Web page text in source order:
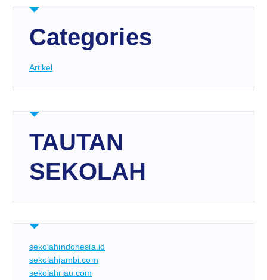
Categories
Artikel
TAUTAN
SEKOLAH
sekolahindonesia.id
sekolahjambi.com
sekolahriau.com